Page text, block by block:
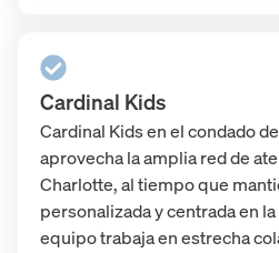
Cardinal Kids
Cardinal Kids en el condado
aprovecha la amplia red de
Charlotte, al tiempo que
personalizada y centrada en
equipo trabaja en estrecha